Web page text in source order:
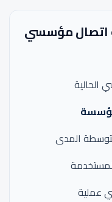
اتصال مؤسسي
المدى
عملية